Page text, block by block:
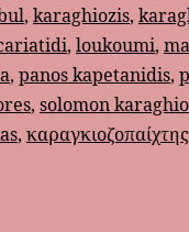
, karaghiozis,
, loukoumi,
, panos kapetanidis,
, solomon
, καραγκιοζοπαίχτης